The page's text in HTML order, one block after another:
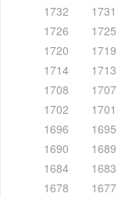
1732
1731
1726
1725
1720
1719
1714
1713
1708
1707
1702
1701
1696
1695
1690
1689
1684
1683
1678
1677